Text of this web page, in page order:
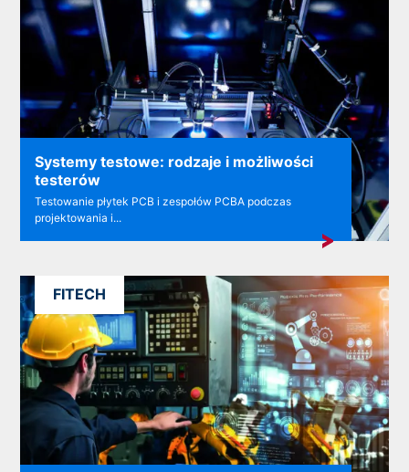
Systemy testowe: rodzaje i możliwości
testerów
Testowanie płytek PCB i zespołów PCBA podczas
projektowania i...
FITECH